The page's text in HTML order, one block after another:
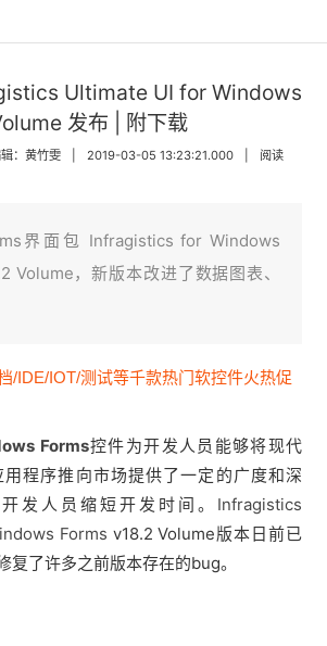
Ultimate UI for Windows
发布 | 附下载
：黄竹雯 2019-03-05 13:23:21.000
阅读
界面包 Infragistics for Windows
Volume，新版本改进了数据图表、
/IDE/IOT/测试等千款热门软控件火热促
Forms控件为开发人员能够将现代
程序推向市场提供了一定的广度和深
发人员缩短开发时间。 Infragistics
Forms v18.2 Volume版本日前已
复了许多之前版本存在的bug。